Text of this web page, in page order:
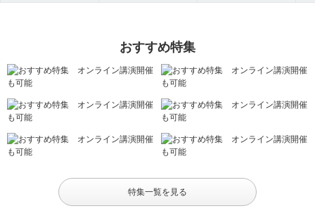
おすすめ特集
特集一覧を見る